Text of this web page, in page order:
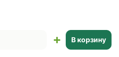
В корзину